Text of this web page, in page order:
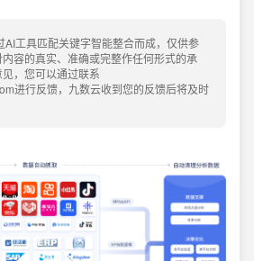
AI工具匹配关键字智能整合而成，仅供参
容的真实、准确或完整作任何形式的承
，您可以通过联系
进行反馈，九数云收到您的反馈后将及时